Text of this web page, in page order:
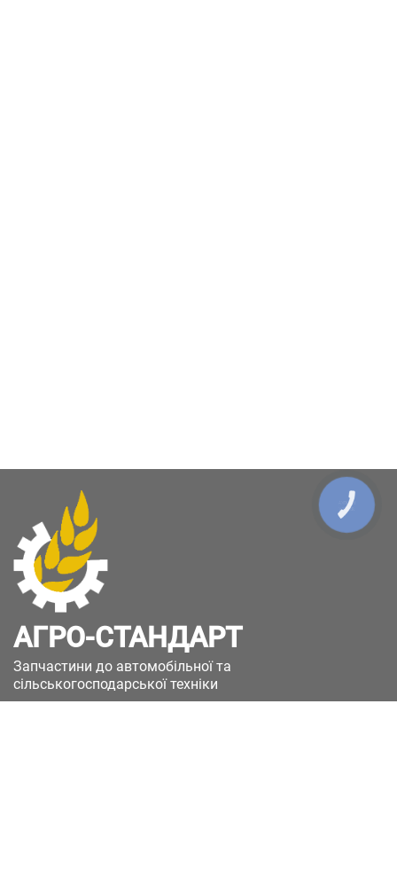
АГРО-СТАНДАРТ
Запчастини до автомобільної та
сільськогосподарської техніки
КНОПКА
ЗВ'ЯЗКУ